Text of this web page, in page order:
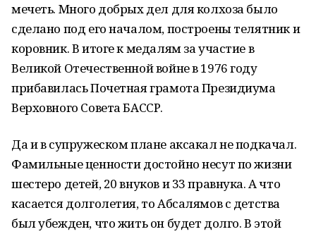
мечеть. Много добрых дел для колхоза было
сделано под его началом, построены телятник и
коровник. В итоге к медалям за участие в
Великой Отечественной войне в 1976 году
прибавилась Почетная грамота Президиума
Верховного Совета БАССР.
Да и в супружеском плане аксакал не подкачал.
Фамильные ценности достойно несут по жизни
шестеро детей, 20 внуков и 33 правнука. А что
касается долголетия, то Абсалямов с детства
был убежден, что жить он будет долго. В этой